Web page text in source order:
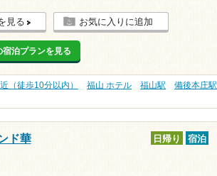
見る お気に入りに追加
泊プランを見る
（徒歩10分以内） 福山 ホテル 福山駅
備後本庄駅
ド華
日帰り 宿泊